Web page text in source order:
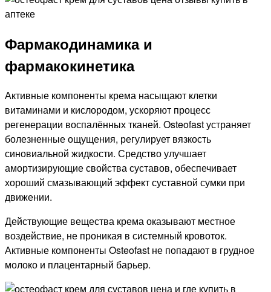
Фармакодинамика и
фармакокинетика
Активные компоненты крема насыщают клетки
витаминами и кислородом, ускоряют процесс
регенерации воспалённых тканей. Osteofast устраняет
болезненные ощущения, регулирует вязкость
синовиальной жидкости. Средство улучшает
амортизирующие свойства суставов, обеспечивает
хороший смазывающий эффект суставной сумки при
движении.
Действующие вещества крема оказывают местное
воздействие, не проникая в системный кровоток.
Активные компоненты Osteofast не попадают в грудное
молоко и плацентарный барьер.